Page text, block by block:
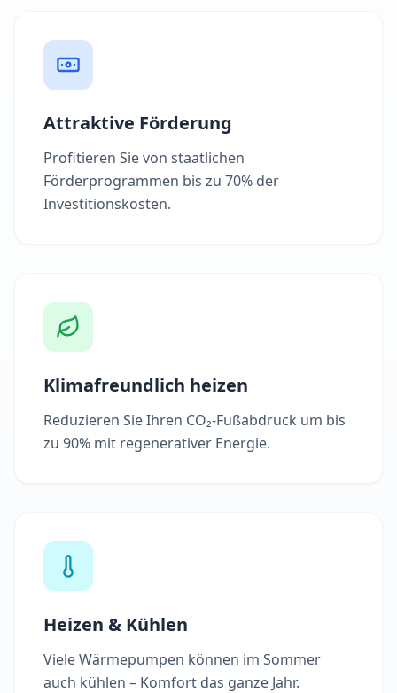
Attraktive Förderung
Profitieren Sie von staatlichen
Förderprogrammen bis zu 70% der
Investitionskosten.
Klimafreundlich heizen
Reduzieren Sie Ihren CO₂-Fußabdruck um bis
zu 90% mit regenerativer Energie.
Heizen & Kühlen
Viele Wärmepumpen können im Sommer
auch kühlen – Komfort das ganze Jahr.